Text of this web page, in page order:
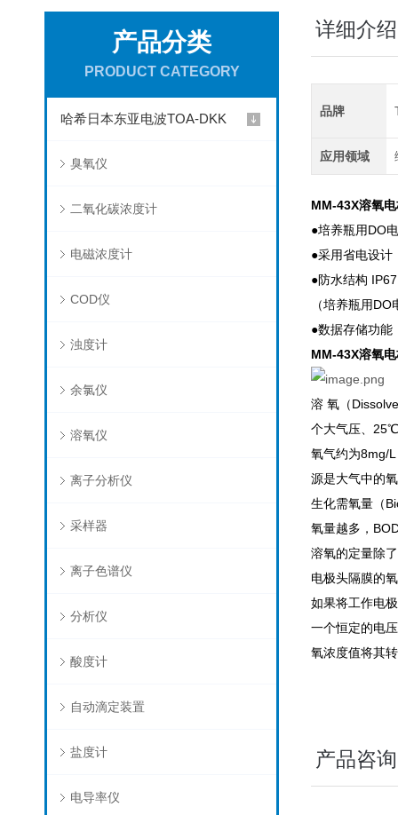
产品分类
PRODUCT CATEGORY
哈希日本东亚电波TOA-DKK
臭氧仪
二氧化碳浓度计
电磁浓度计
COD仪
浊度计
余氯仪
溶氧仪
离子分析仪
采样器
离子色谱仪
分析仪
酸度计
自动滴定装置
盐度计
电导率仪
详细介绍
品牌
应用领域
MM-43X溶氧
●培养瓶用DO
●采用省电设计
●防水结构
（培养瓶用
●数据存储功能
MM-43X溶氧
溶 氧（
个大气压、
氧气约为8mg/
源是大气中的
生化需氧量（
氧量越多，
溶氧的定量除
电极头隔膜的
如果将工作电
一个恒定的电
氧浓度值将其
产品咨询